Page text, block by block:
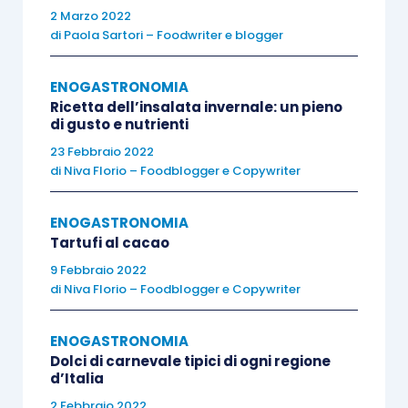
suore, abbia spinto i parmensi a creare il nome
chiacchiere di suora per distinguerli dalle altre
Altra ipotesi sull’origine delle chiacchiere di
suora è quella di collegarle alla crespella o alla
frittella di Carnevale, presente anche nella Divina
Ubaldino della pila, per la sua ingordigia viene
inserito da Dante nel Purgatorio tra i golosi.
Al goloso Ubaldino sono state dedicate le
crespelle ubaldine, una ricetta così famosa
2 Marzo 2022
di Paola Sartori – Foodwriter e blogger
ENOGASTRONOMIA
Ricetta dell’insalata invernale: un pieno
di gusto e nutrienti
23 Febbraio 2022
di Niva Florio – Foodblogger e Copywriter
ENOGASTRONOMIA
Tartufi al cacao
9 Febbraio 2022
di Niva Florio – Foodblogger e Copywriter
ENOGASTRONOMIA
Dolci di carnevale tipici di ogni regione
d’Italia